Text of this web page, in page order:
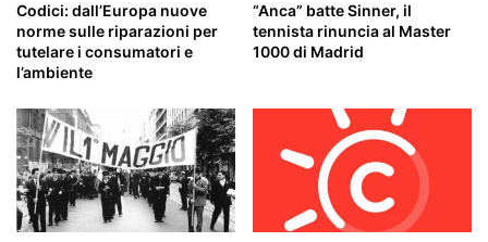
Codici: dall’Europa nuove
norme sulle riparazioni per
tutelare i consumatori e
l’ambiente
“Anca” batte Sinner, il
tennista rinuncia al Master
1000 di Madrid